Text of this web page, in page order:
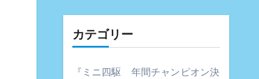
カテゴリー
『ミニ四駆 年間チャンピオン決